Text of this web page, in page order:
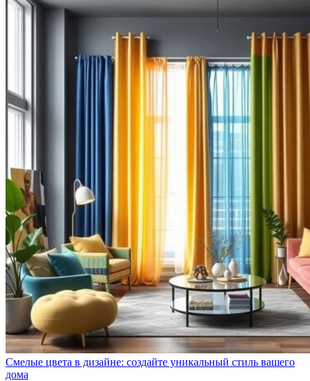
Смелые цвета в дизайне: создайте уникальный стиль вашего
дома